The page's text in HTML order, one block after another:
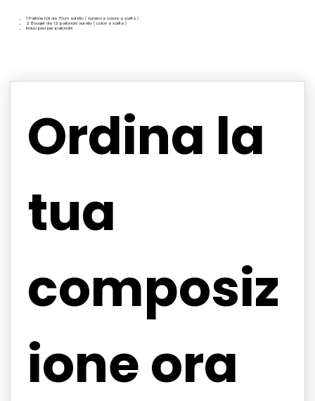
1 Pallone foil da 70cm ad elio ( numero e colore a scelta )
2 Bouqet da 12 palloncini ad elio ( colori a scelta )
Inclusi pesi per palloncini
Ordina la
tua
composiz
ione ora